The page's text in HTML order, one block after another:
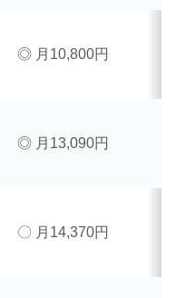
◎ 月10,800円
◎ 月13,090円
〇 月14,370円